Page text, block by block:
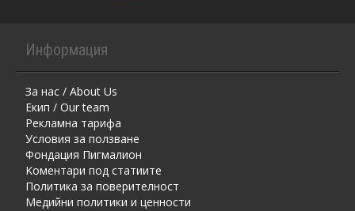
Информация
За нас / About Us
Екип / Our team
Рекламна тарифа
Условия за ползване
Фондация Пигмалион
Kоментaри под статиите
Политика за поверителност
Медийни политики и ценности